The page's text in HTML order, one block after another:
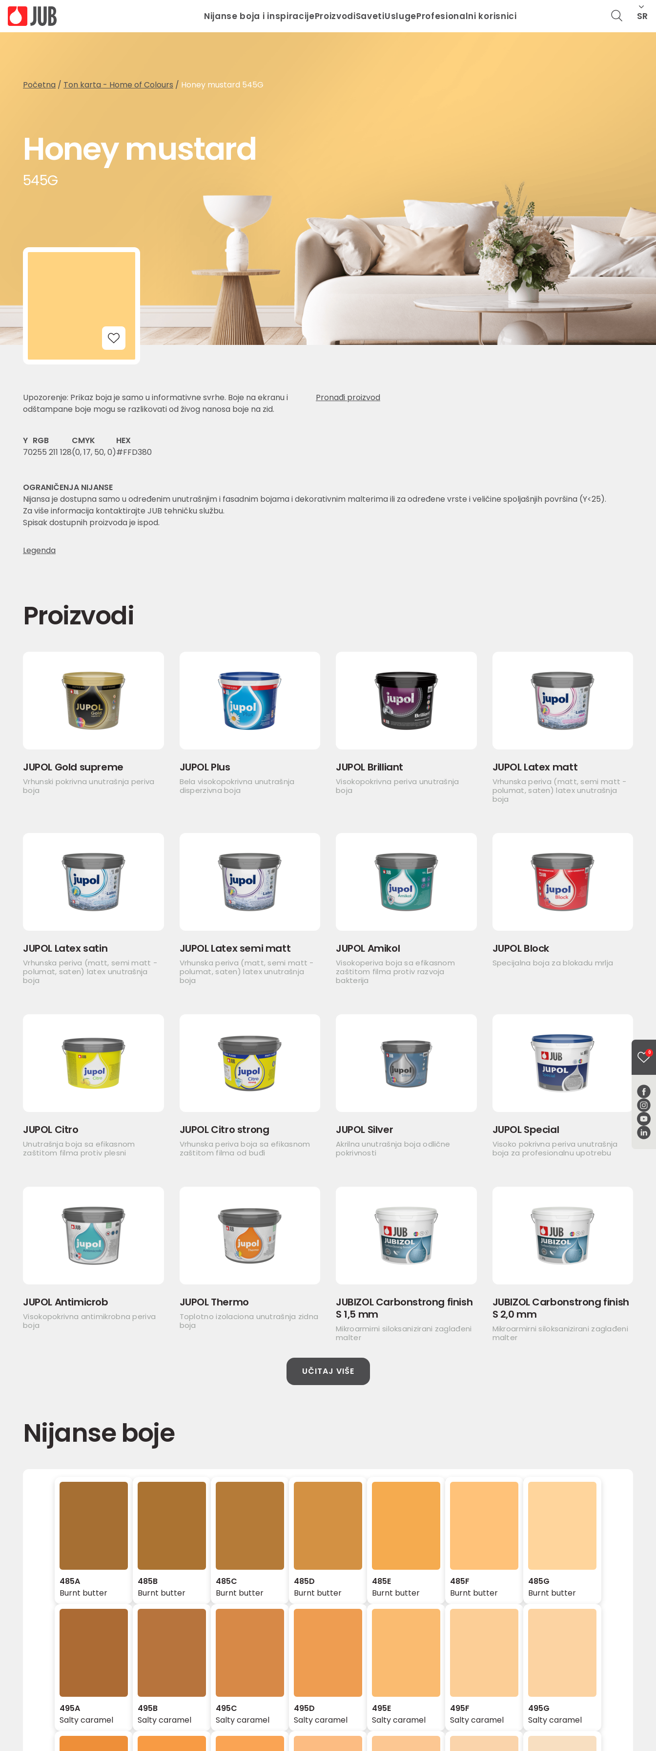
Nijanse boja i inspiracijeProizvodiSavetiUslugeProfesionalni korisnici SR
0
Početna / Ton karta - Home of Colours / Honey mustard 545G
Honey mustard
545G
Add to Wishlist
Upozorenje: Prikaz boja je samo u informativne svrhe. Boje na ekranu i
odštampane boje mogu se razlikovati od živog nanosa boje na zid.
Pronađi proizvod
Y
70
RGB
255 211 128
CMYK
(0, 17, 50, 0)
HEX
#FFD380
OGRANIČENJA NIJANSE
Nijansa je dostupna samo u određenim unutrašnjim i fasadnim bojama i dekorativnim malterima ili za određene vrste i veličine spoljašnjih površina (Y<25).
Za više informacija kontaktirajte JUB tehničku službu.
Spisak dostupnih proizvoda je ispod.
Legenda
Proizvodi
JUPOL Gold supreme
Vrhunski pokrivna unutrašnja periva
boja
JUPOL Plus
Bela visokopokrivna unutrašnja
disperzivna boja
JUPOL Brilliant
Visokopokrivna periva unutrašnja
boja
JUPOL Latex matt
Vrhunska periva (matt, semi matt -
polumat, saten) latex unutrašnja
boja
JUPOL Latex satin
Vrhunska periva (matt, semi matt -
polumat, saten) latex unutrašnja
boja
JUPOL Latex semi matt
Vrhunska periva (matt, semi matt -
polumat, saten) latex unutrašnja
boja
JUPOL Amikol
Visokoperiva boja sa efikasnom
zaštitom filma protiv razvoja
bakterija
JUPOL Block
Specijalna boja za blokadu mrlja
JUPOL Citro
Unutrašnja boja sa efikasnom
zaštitom filma protiv plesni
JUPOL Citro strong
Vrhunska periva boja sa efikasnom
zaštitom filma od buđi
JUPOL Silver
Akrilna unutrašnja boja odlične
pokrivnosti
JUPOL Special
Visoko pokrivna periva unutrašnja
boja za profesionalnu upotrebu
JUPOL Antimicrob
Visokopokrivna antimikrobna periva
boja
JUPOL Thermo
Toplotno izolaciona unutrašnja zidna
boja
JUBIZOL Carbonstrong finish
S 1,5 mm
Mikroarmirni siloksanizirani zaglađeni
malter
JUBIZOL Carbonstrong finish
S 2,0 mm
Mikroarmirni siloksanizirani zaglađeni
malter
UČITAJ VIŠE
Nijanse boje
485A
Burnt butter
485B
Burnt butter
485C
Burnt butter
485D
Burnt butter
485E
Burnt butter
485F
Burnt butter
485G
Burnt butter
495A
Salty caramel
495B
Salty caramel
495C
Salty caramel
495D
Salty caramel
495E
Salty caramel
495F
Salty caramel
495G
Salty caramel